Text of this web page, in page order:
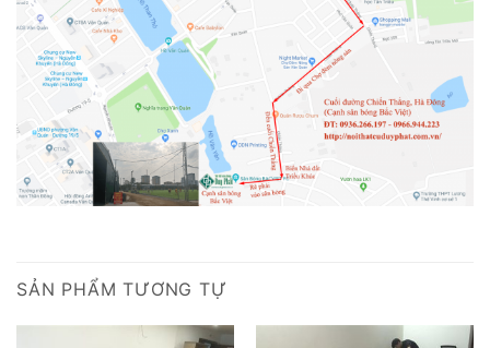
SẢN PHẨM TƯƠNG TỰ